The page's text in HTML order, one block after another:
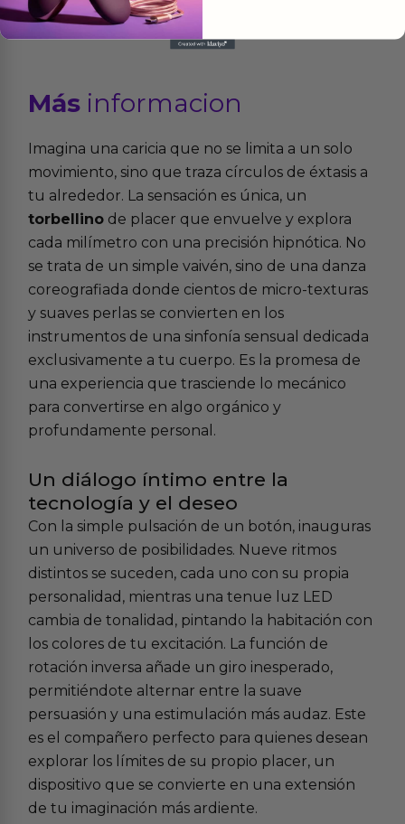
Más informacion
Imagina una caricia que no se limita a un solo
movimiento, sino que traza círculos de éxtasis a
tu alrededor. La sensación es única, un
torbellino de placer que envuelve y explora
cada milímetro con una precisión hipnótica. No
se trata de un simple vaivén, sino de una danza
coreografiada donde cientos de micro-texturas
y suaves perlas se convierten en los
instrumentos de una sinfonía sensual dedicada
exclusivamente a tu cuerpo. Es la promesa de
una experiencia que trasciende lo mecánico
para convertirse en algo orgánico y
profundamente personal.
Un diálogo íntimo entre la
tecnología y el deseo
Con la simple pulsación de un botón, inauguras
un universo de posibilidades. Nueve ritmos
distintos se suceden, cada uno con su propia
personalidad, mientras una tenue luz LED
cambia de tonalidad, pintando la habitación con
los colores de tu excitación. La función de
rotación inversa añade un giro inesperado,
permitiéndote alternar entre la suave
persuasión y una estimulación más audaz. Este
es el compañero perfecto para quienes desean
explorar los límites de su propio placer, un
dispositivo que se convierte en una extensión
de tu imaginación más ardiente.